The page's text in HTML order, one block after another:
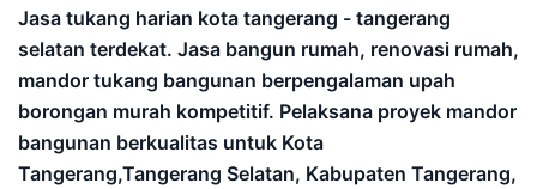
Jasa tukang harian kota tangerang - tangerang
selatan terdekat. Jasa bangun rumah, renovasi rumah,
mandor tukang bangunan berpengalaman upah
borongan murah kompetitif. Pelaksana proyek mandor
bangunan berkualitas untuk Kota
Tangerang,Tangerang Selatan, Kabupaten Tangerang,